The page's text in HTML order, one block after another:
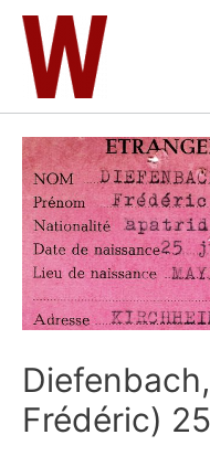
Zum
Inhalt
springen
Frédéric)